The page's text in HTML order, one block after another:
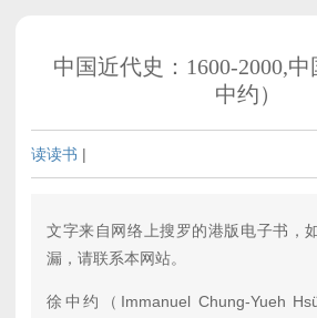
中国近代史：1600-2000,
中约）
读读书 |
文字来自网络上搜罗的港版电子书，
漏，请联系本网站。
徐中约（Immanuel Chung-Yueh